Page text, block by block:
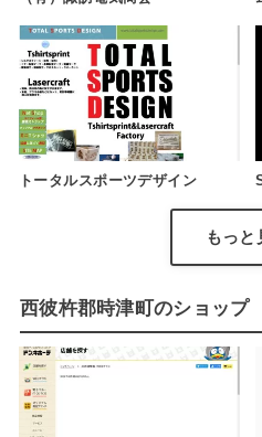
トータルスポーツデザイン
もっと
西彼杵郡時津町のショップ